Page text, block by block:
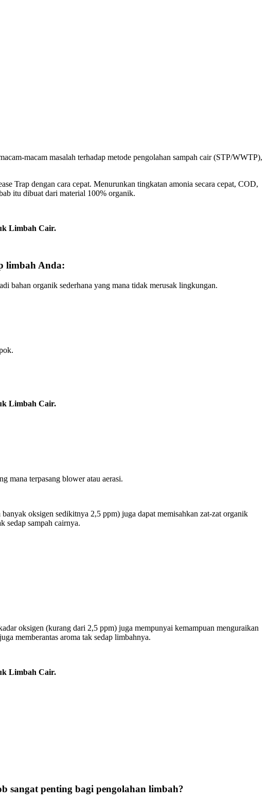
macam masalah terhadap metode pengolahan sampah cair (STP/WWTP),
Trap dengan cara cepat. Menurunkan tingkatan amonia secara cepat, COD,
itu dibuat dari material 100% organik.
Limbah Cair.
limbah Anda:
bahan organik sederhana yang mana tidak merusak lingkungan.
Limbah Cair.
mana terpasang blower atau aerasi.
oksigen sedikitnya 2,5 ppm) juga dapat memisahkan zat-zat organik
sedap sampah cairnya.
oksigen (kurang dari 2,5 ppm) juga mempunyai kemampuan menguraikan
memberantas aroma tak sedap limbahnya.
Limbah Cair.
penting bagi pengolahan limbah?